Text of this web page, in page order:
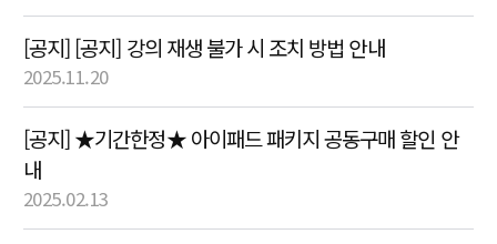
[공지] [공지] 강의 재생 불가 시 조치 방법 안내
2025.11.20
[공지] ★기간한정★ 아이패드 패키지 공동구매 할인 안
내
2025.02.13